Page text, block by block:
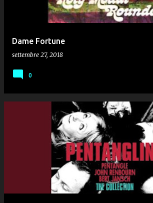
Dame Fortune
settembre 27, 2018
0